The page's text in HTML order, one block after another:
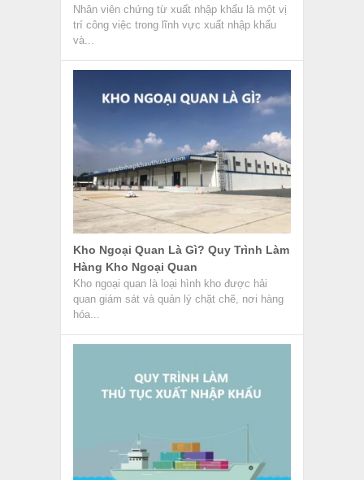
Nhân viên chứng từ xuất nhập khẩu là một vị
trí công việc trong lĩnh vực xuất nhập khẩu
và...
Kho Ngoại Quan Là Gì? Quy Trình Làm
Hàng Kho Ngoại Quan
Kho ngoại quan là loại hình kho được hải
quan giám sát và quản lý chặt chẽ, nơi hàng
hóa...